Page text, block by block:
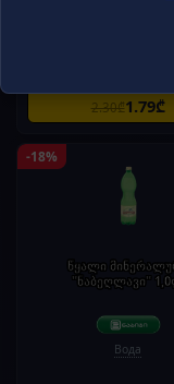
2.30₾1.79₾
-18%
წყალი
"ნაბეღლავი"
Вода